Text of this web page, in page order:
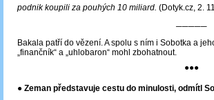
podnik koupili za pouhých 10 miliard. (Dotyk.cz, 2.
─────
Bakala patří do vězení. A spolu s ním i Sobotka a
„finančník“ a „uhlobaron“ mohl zbohatnout.
●●●
● Zeman představuje cestu do minulosti, odmítl